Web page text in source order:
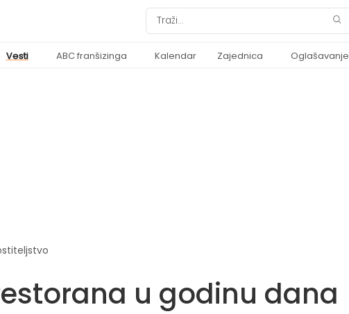
Vesti ABC franšizinga Kalendar Zajednica Oglašavanje
u godinu dana